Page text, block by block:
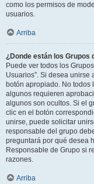
como los permisos de
usuarios.
Arriba
¿Donde están los Grupos
Puede ver todos los
Usuarios”. Si desea unirse
botón apropiado. No todos
algunos requieren
algunos son ocultos. Si el
clic en el botón
unirse, puede solicitar
responsable del grupo
preguntará por qué desea
Responsable de Grupo si
razones.
Arriba